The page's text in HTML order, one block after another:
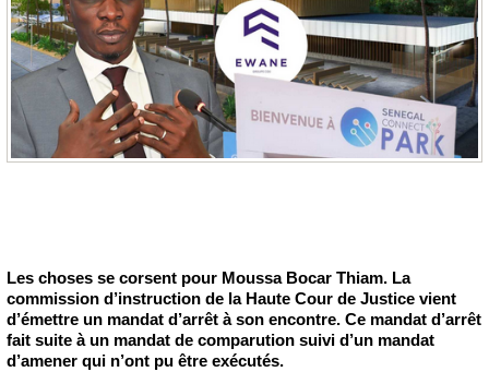
Les choses se corsent pour Moussa Bocar Thiam. La
commission d’instruction de la Haute Cour de Justice vient
d’émettre un mandat d’arrêt à son encontre. Ce mandat d’arrêt
fait suite à un mandat de comparution suivi d’un mandat
d’amener qui n’ont pu être exécutés.